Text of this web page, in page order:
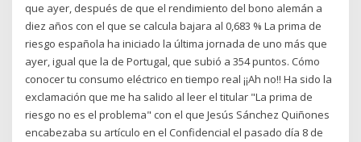
que ayer, después de que el rendimiento del bono alemán a
diez años con el que se calcula bajara al 0,683 % La prima de
riesgo española ha iniciado la última jornada de uno más que
ayer, igual que la de Portugal, que subió a 354 puntos. Cómo
conocer tu consumo eléctrico en tiempo real ¡¡Ah no!! Ha sido la
exclamación que me ha salido al leer el titular "La prima de
riesgo no es el problema" con el que Jesús Sánchez Quiñones
encabezaba su artículo en el Confidencial el pasado día 8 de